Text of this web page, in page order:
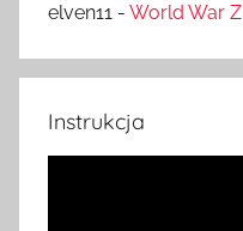
elven11 - World War Z
Instrukcja